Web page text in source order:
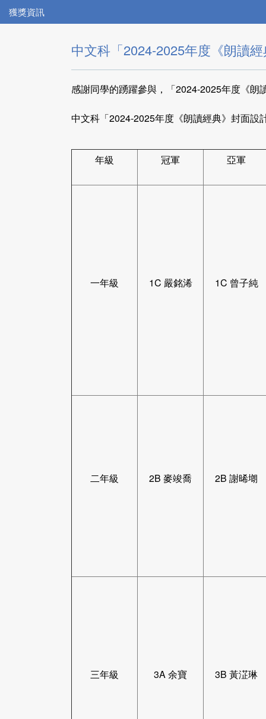
獲獎資訊
中文科「2024-2025年度《朗讀
感謝同學的踴躍參與，「2024-2025年度《
中文科「2024-2025年度《朗讀經典》封面設
年級 冠軍 亞軍
一年級 1C 嚴銘浠 1C 曾子純
二年級 2B 麥竣喬 2B 謝晞㙟
三年級 3A 余寶 3B 黃淽琳